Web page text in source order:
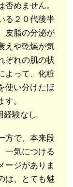
めません。
る２０代後半
皮脂の分泌が
えや乾燥が気
ぞれの肌の状
よって、化粧
使い分けたほ
。
験なし
方で、本来段
一気につける
ージがありま
は、とても魅